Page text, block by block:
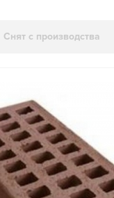
Снят с производства